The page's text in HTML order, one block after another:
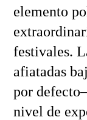
elemento
festivales.
afiatadas
por
nivel de